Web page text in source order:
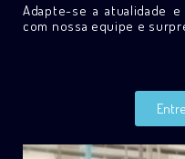
Adapte-se a atualidade
com nossa equipe e